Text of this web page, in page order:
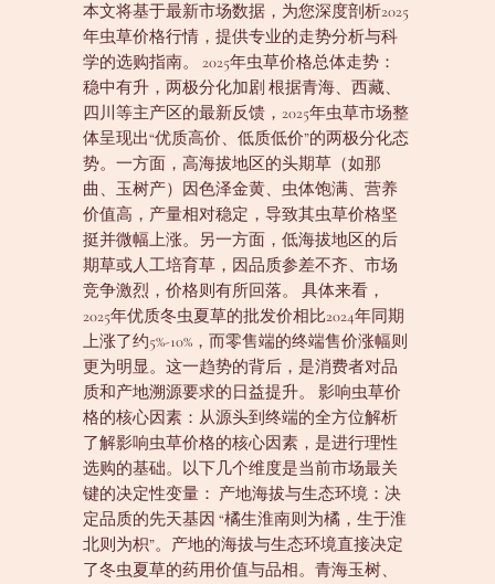
本文将基于最新市场数据，为您深度剖析2025
年虫草价格行情，提供专业的走势分析与科
学的选购指南。 2025年虫草价格总体走势：
稳中有升，两极分化加剧 根据青海、西藏、
四川等主产区的最新反馈，2025年虫草市场整
体呈现出“优质高价、低质低价”的两极分化态
势。一方面，高海拔地区的头期草（如那
曲、玉树产）因色泽金黄、虫体饱满、营养
价值高，产量相对稳定，导致其虫草价格坚
挺并微幅上涨。另一方面，低海拔地区的后
期草或人工培育草，因品质参差不齐、市场
竞争激烈，价格则有所回落。 具体来看，
2025年优质冬虫夏草的批发价相比2024年同期
上涨了约5%-10%，而零售端的终端售价涨幅则
更为明显。这一趋势的背后，是消费者对品
质和产地溯源要求的日益提升。 影响虫草价
格的核心因素：从源头到终端的全方位解析
了解影响虫草价格的核心因素，是进行理性
选购的基础。以下几个维度是当前市场最关
键的决定性变量： 产地海拔与生态环境：决
定品质的先天基因 “橘生淮南则为橘，生于淮
北则为枳”。产地的海拔与生态环境直接决定
了冬虫夏草的药用价值与品相。青海玉树、